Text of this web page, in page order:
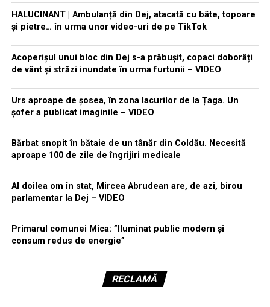
HALUCINANT | Ambulanță din Dej, atacată cu bâte, topoare
și pietre… în urma unor video-uri de pe TikTok
Acoperișul unui bloc din Dej s-a prăbușit, copaci doborâți
de vânt și străzi inundate în urma furtunii – VIDEO
Urs aproape de șosea, în zona lacurilor de la Țaga. Un
șofer a publicat imaginile – VIDEO
Bărbat snopit în bătaie de un tânăr din Coldău. Necesită
aproape 100 de zile de îngrijiri medicale
Al doilea om în stat, Mircea Abrudean are, de azi, birou
parlamentar la Dej – VIDEO
Primarul comunei Mica: ”Iluminat public modern și
consum redus de energie”
RECLAMĂ